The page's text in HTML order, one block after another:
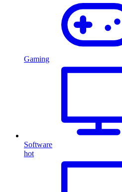
Gaming
Software
hot